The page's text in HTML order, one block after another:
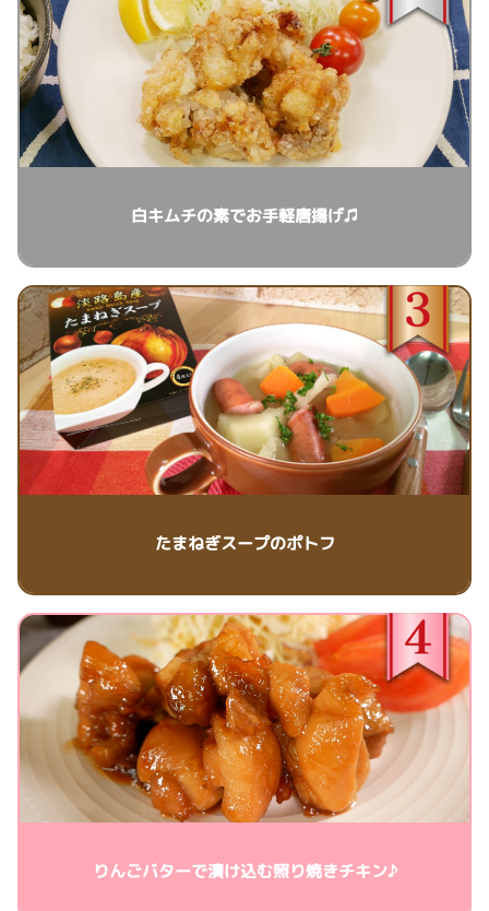
白キムチの素でお手軽唐揚げ♫
たまねぎスープのポトフ
りんごバターで漬け込む照り焼きチキン♪